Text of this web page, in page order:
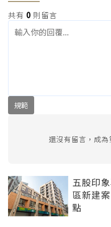
共有 0 則留言
規範
還沒有留言，成為
五股印
區新建
點